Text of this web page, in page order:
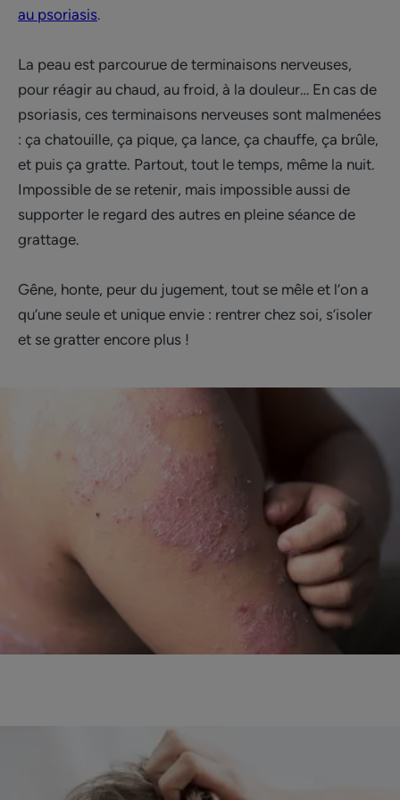
au psoriasis.
La peau est parcourue de terminaisons nerveuses,
pour réagir au chaud, au froid, à la douleur… En cas de
psoriasis, ces terminaisons nerveuses sont malmenées
: ça chatouille, ça pique, ça lance, ça chauffe, ça brûle,
et puis ça gratte. Partout, tout le temps, même la nuit.
Impossible de se retenir, mais impossible aussi de
supporter le regard des autres en pleine séance de
grattage.
Gêne, honte, peur du jugement, tout se mêle et l’on a
qu’une seule et unique envie : rentrer chez soi, s’isoler
et se gratter encore plus !